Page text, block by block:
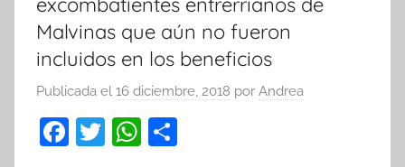
Malvinas que aún no fueron
incluidos en los beneficios
Publicada el 16 diciembre, 2018 por Andrea
F
T
W